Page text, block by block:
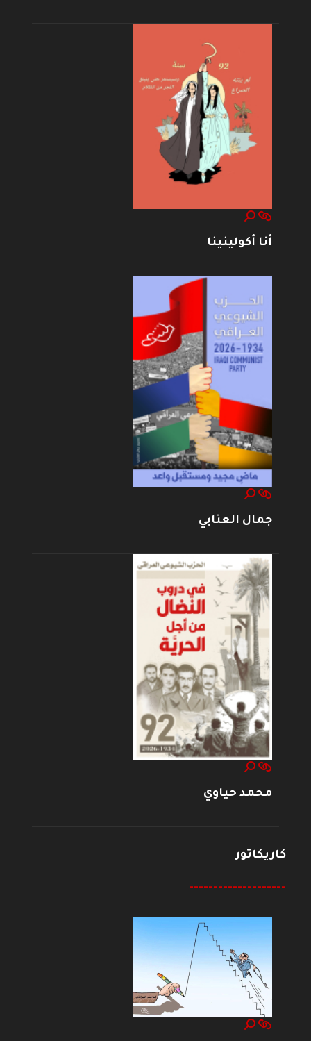
أنا أكولينينا
جمال العتابي
محمد حياوي
كاريكاتور
--------------------